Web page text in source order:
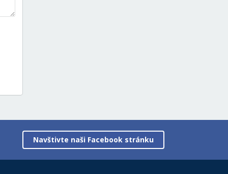
Navštivte naši Facebook stránku